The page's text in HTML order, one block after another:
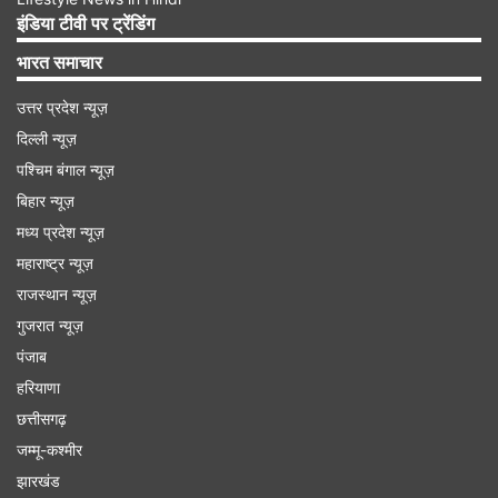
यहां देखें वीडियो
मृतकों के लिए की दुआ
इंडिया टीवी पर ट्रेंडिंग
भारत समाचार
उत्तर प्रदेश न्यूज़
दिल्ली न्यूज़
पश्चिम बंगाल न्यूज़
बिहार न्यूज़
मध्य प्रदेश न्यूज़
महाराष्ट्र न्यूज़
राजस्थान न्यूज़
गुजरात न्यूज़
पंजाब
हरियाणा
छत्तीसगढ़
जम्मू-कश्मीर
झारखंड